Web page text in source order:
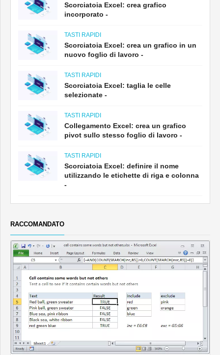
Scorciatoia Excel: crea grafico
incorporato -
TASTI RAPIDI
Scorciatoia Excel: crea un grafico in un
nuovo foglio di lavoro -
TASTI RAPIDI
Scorciatoia Excel: taglia le celle
selezionate -
TASTI RAPIDI
Collegamento Excel: crea un grafico
pivot sullo stesso foglio di lavoro -
TASTI RAPIDI
Scorciatoia Excel: definire il nome
utilizzando le etichette di riga e colonna
-
RACCOMANDATO